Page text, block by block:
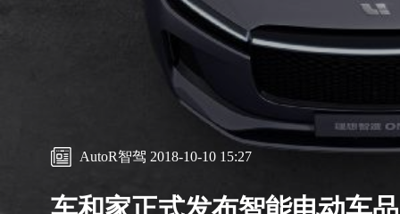
AutoR智驾 2018-10-10 15:27